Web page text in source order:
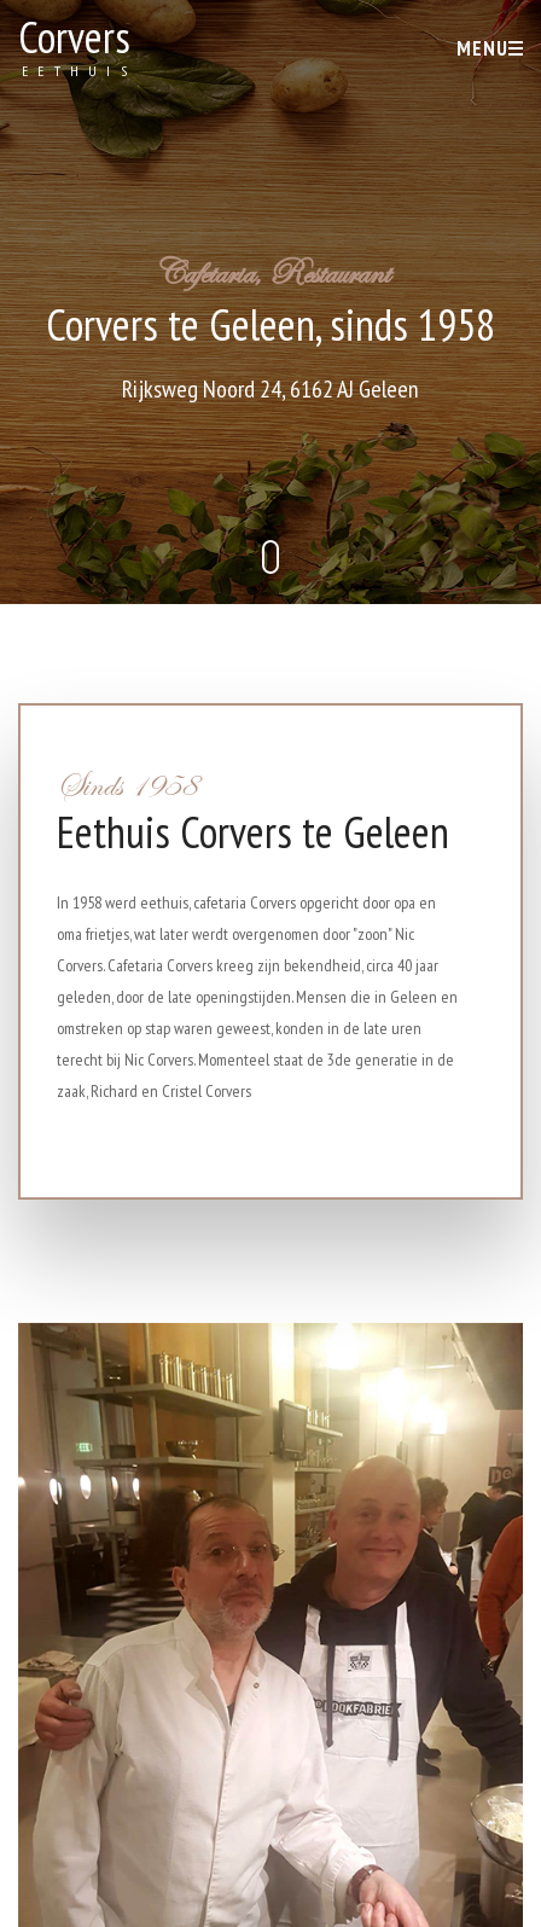
Corvers
EETHUIS
MENU
Cafetaria, Restaurant
Corvers te Geleen, sinds 1958
Rijksweg Noord 24, 6162 AJ Geleen
Sinds 1958
Eethuis Corvers te Geleen
In 1958 werd eethuis, cafetaria Corvers opgericht door opa en
oma frietjes, wat later werdt overgenomen door "zoon" Nic
Corvers. Cafetaria Corvers kreeg zijn bekendheid, circa 40 jaar
geleden, door de late openingstijden. Mensen die in Geleen en
omstreken op stap waren geweest, konden in de late uren
terecht bij Nic Corvers. Momenteel staat de 3de generatie in de
zaak, Richard en Cristel Corvers